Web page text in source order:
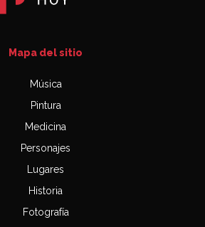
Mapa del sitio
Música
Pintura
Medicina
Personajes
Lugares
Historia
Fotografía